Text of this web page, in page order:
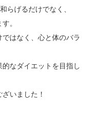
らげるだけでなく、
。
はなく、心と体のバラ
なダイエットを目指し
いました！